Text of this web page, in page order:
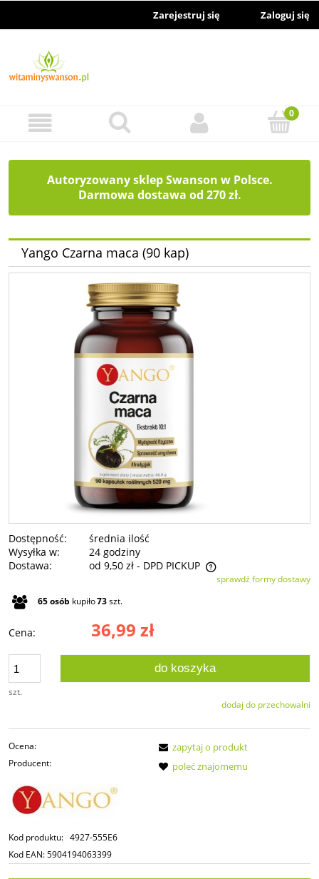
Zarejestruj się Zaloguj się
Autoryzowany sklep Swanson w Polsce.
Darmowa dostawa od 270 zł.
Yango Czarna maca (90 kap)
Dostępność:
średnia ilość
Wysyłka w:
24 godziny
Dostawa:
od 9,50 zł - DPD PICKUP
Cena nie zawiera ewentualnych kosztów płatnościsprawdź formy dostawy
65osób kupiło73szt.
Cena: 36,99 zł
szt.
do koszyka
dodaj do przechowalni
Ocena:
Producent:
Kod produktu: 4927-555E6
Kod EAN:5904194063399
zapytaj o produkt
poleć znajomemu